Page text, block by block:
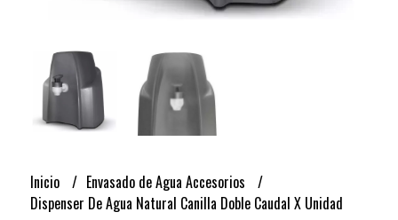
Inicio
Envasado de Agua Accesorios
Dispenser De Agua Natural Canilla Doble Caudal X Unidad